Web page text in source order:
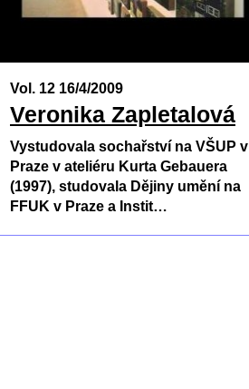
Vol. 12 16/4/2009
Veronika Zapletalová
Vystudovala sochařství na VŠUP v
Praze v ateliéru Kurta Gebauera
(1997), studovala Dějiny umění na
FFUK v Praze a Instit…